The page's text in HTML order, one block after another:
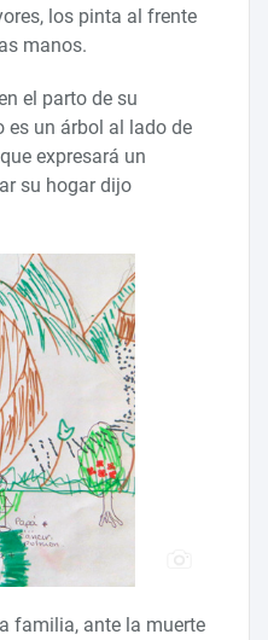
los pinta al frente
manos.
el parto de su
es un árbol al lado de
expresará un
su hogar dijo
familia, ante la muerte